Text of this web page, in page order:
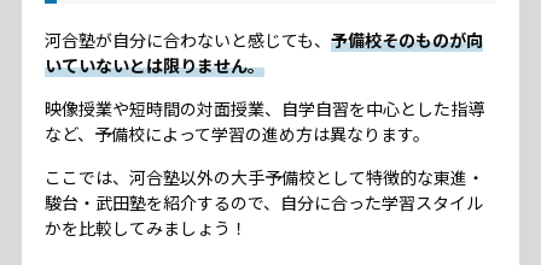
河合塾が自分に合わないと感じても、 予備校そのものが向
いていないとは限りません。
映像授業や短時間の対面授業、自学自習を中心とした指導
など、予備校によって学習の進め方は異なります。
ここでは、河合塾以外の大手予備校として特徴的な東進・
駿台・武田塾を紹介するので、自分に合った学習スタイル
かを比較してみましょう！